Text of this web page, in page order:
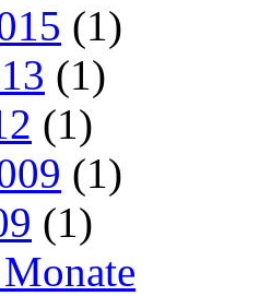
(1)
(1)
(1)
(1)
(1)